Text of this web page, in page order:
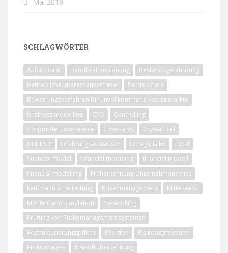
SCHLAGWÖRTER
Aufsichtsrat Bandbreitenplanung
Bestandsgefährdung
betriebliche Interessenvertreter
Betriebsräte
Bewertungsverfahren für unvollkommene Kapitalmärkte
business modelling
CFO
Controlling
Corporate Governance
Covenants
Crystal Ball
DIIR RS 2
Erfahrungsaustausch Ertragsrisiko
Excel
financial model
financial modeling
financial modell
financial modelling
Früherkennung Unternehmenskrise
kaufmännische Leitung
Krisenmanagement
Mittelstand
Monte Carlo Simulation
Networking
Prüfung von Risikomanagementsystemen
Restrukturierungspflicht
Revision
Risikoaggregation
Risikoanalyse
Risikofrüherkennung